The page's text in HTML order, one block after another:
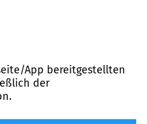
App bereitgestellten
der